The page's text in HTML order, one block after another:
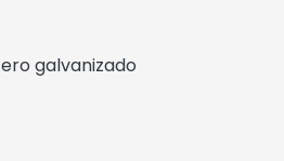
galvanizado